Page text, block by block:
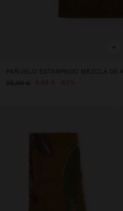
+
PAÑUELO ESTAMPADO MEZCLA DE
25,99 €
9,99 € 62%